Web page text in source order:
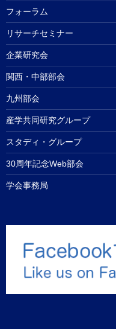
フォーラム
リサーチセミナー
企業研究会
関西・中部部会
九州部会
産学共同研究グループ
スタディ・グループ
30周年記念Web部会
学会事務局